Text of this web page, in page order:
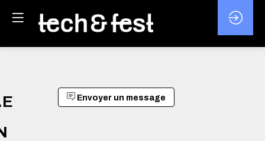
Envoyer un message